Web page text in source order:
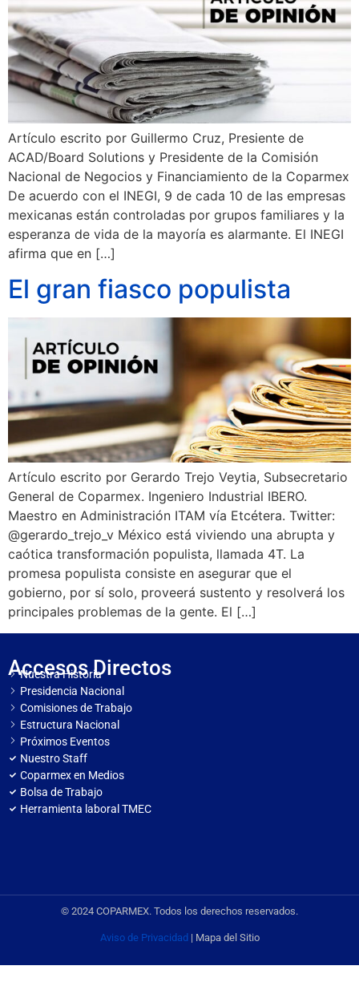
Artículo escrito por Guillermo Cruz, Presiente de
ACAD/Board Solutions y Presidente de la Comisión
Nacional de Negocios y Financiamiento de la Coparmex
De acuerdo con el INEGI, 9 de cada 10 de las empresas
mexicanas están controladas por grupos familiares y la
esperanza de vida de la mayoría es alarmante. El INEGI
afirma que en […]
El gran fiasco populista
Artículo escrito por Gerardo Trejo Veytia, Subsecretario
General de Coparmex. Ingeniero Industrial IBERO.
Maestro en Administración ITAM vía Etcétera. Twitter:
@gerardo_trejo_v México está viviendo una abrupta y
caótica transformación populista, llamada 4T. La
promesa populista consiste en asegurar que el
gobierno, por sí solo, proveerá sustento y resolverá los
principales problemas de la gente. El […]
Accesos Directos
Nuestra Historia
Presidencia Nacional
Comisiones de Trabajo
Estructura Nacional
Próximos Eventos
Nuestro Staff
Coparmex en Medios
Bolsa de Trabajo
Herramienta laboral TMEC
© 2024 COPARMEX. Todos los derechos reservados.
Aviso de Privacidad | Mapa del Sitio